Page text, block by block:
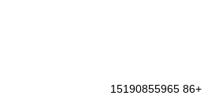
+86 15190855965